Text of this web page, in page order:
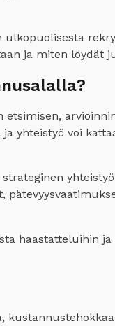
ja miten löydät
yhteistyö voi
haastatteluihin